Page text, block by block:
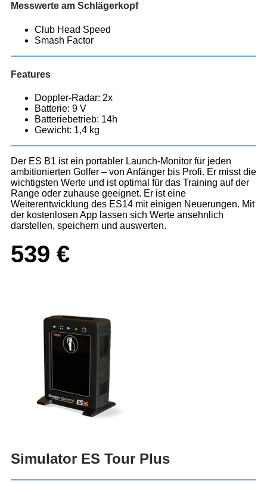
Messwerte am Schlägerkopf
Club Head Speed
Smash Factor
Features
Doppler-Radar: 2x
Batterie: 9 V
Batteriebetrieb: 14h
Gewicht: 1,4 kg
Der ES B1 ist ein portabler Launch-Monitor für jeden
ambitionierten Golfer – von Anfänger bis Profi. Er misst die
wichtigsten Werte und ist optimal für das Training auf der
Range oder zuhause geeignet. Er ist eine
Weiterentwicklung des ES14 mit einigen Neuerungen. Mit
der kostenlosen App lassen sich Werte ansehnlich
darstellen, speichern und auswerten.
539 €
Simulator ES Tour Plus